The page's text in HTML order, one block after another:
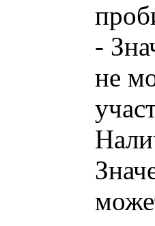
-
не